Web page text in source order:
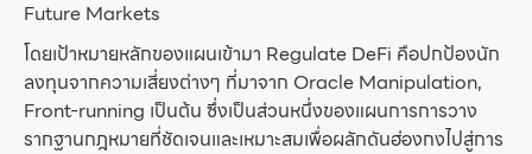
Future Markets
โดยเป้าหมายหลักของแผนเข้ามา Regulate DeFi คือปกป้องนัก
ลงทุนจากความเสี่ยงต่างๆ ที่มาจาก Oracle Manipulation,
Front-running เป็นต้น ซึ่งเป็นส่วนหนึ่งของแผนการการวาง
รากฐานกฎหมายที่ชัดเจนและเหมาะสมเพื่อผลักดันฮ่องกงไปสู่การ